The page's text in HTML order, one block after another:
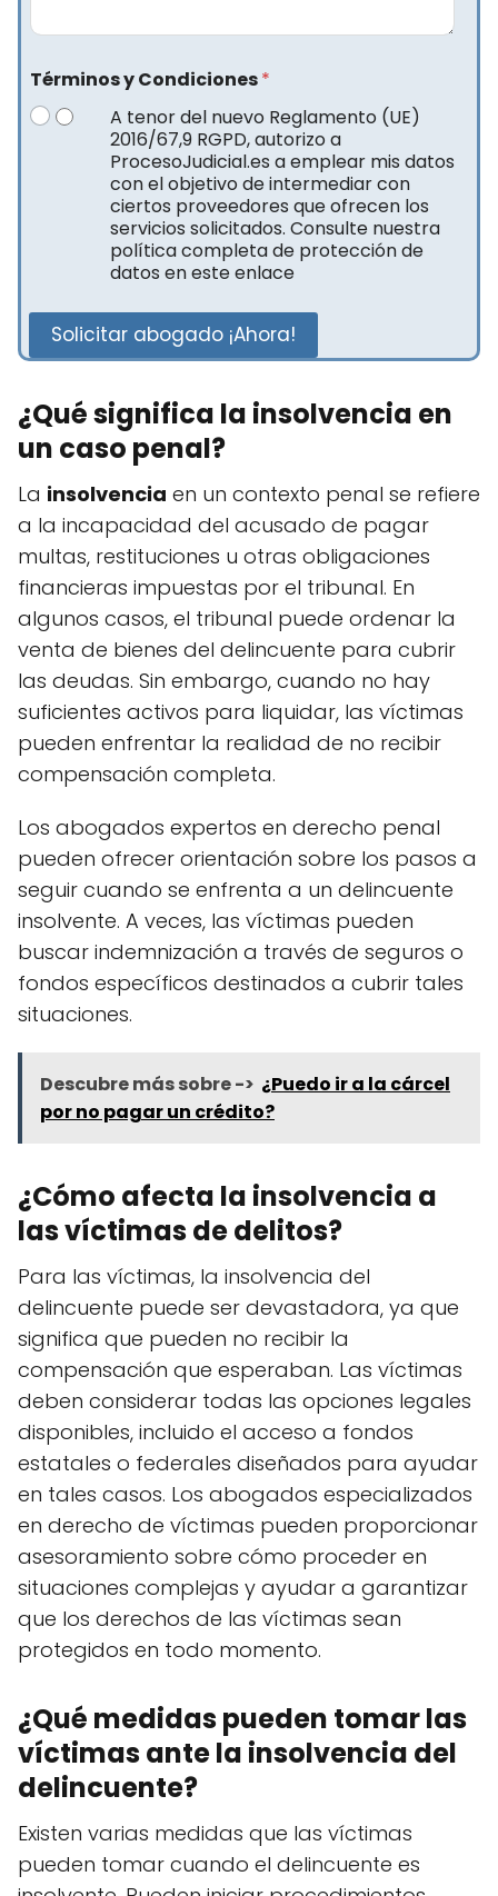
Términos y Condiciones*
A tenor del nuevo Reglamento (UE)
2016/67,9 RGPD, autorizo a
ProcesoJudicial.es a emplear mis datos
con el objetivo de intermediar con
ciertos proveedores que ofrecen los
servicios solicitados. Consulte nuestra
política completa de protección de
datos en este enlace
Solicitar abogado ¡Ahora!
¿Qué significa la insolvencia en
un caso penal?
La insolvencia en un contexto penal se refiere
a la incapacidad del acusado de pagar
multas, restituciones u otras obligaciones
financieras impuestas por el tribunal. En
algunos casos, el tribunal puede ordenar la
venta de bienes del delincuente para cubrir
las deudas. Sin embargo, cuando no hay
suficientes activos para liquidar, las víctimas
pueden enfrentar la realidad de no recibir
compensación completa.
Los abogados expertos en derecho penal
pueden ofrecer orientación sobre los pasos a
seguir cuando se enfrenta a un delincuente
insolvente. A veces, las víctimas pueden
buscar indemnización a través de seguros o
fondos específicos destinados a cubrir tales
situaciones.
Descubre más sobre -> ¿Puedo ir a la cárcel
por no pagar un crédito?
¿Cómo afecta la insolvencia a
las víctimas de delitos?
Para las víctimas, la insolvencia del
delincuente puede ser devastadora, ya que
significa que pueden no recibir la
compensación que esperaban. Las víctimas
deben considerar todas las opciones legales
disponibles, incluido el acceso a fondos
estatales o federales diseñados para ayudar
en tales casos. Los abogados especializados
en derecho de víctimas pueden proporcionar
asesoramiento sobre cómo proceder en
situaciones complejas y ayudar a garantizar
que los derechos de las víctimas sean
protegidos en todo momento.
¿Qué medidas pueden tomar las
víctimas ante la insolvencia del
delincuente?
Existen varias medidas que las víctimas
pueden tomar cuando el delincuente es